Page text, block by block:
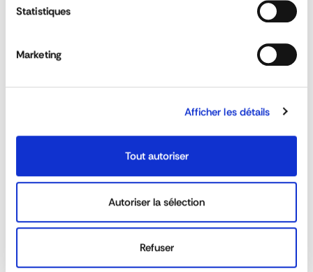
Statistiques
Marketing
Afficher les détails
Tout autoriser
Autoriser la sélection
Refuser
Construction and road accessories